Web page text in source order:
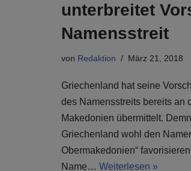
unterbreitet
Namensstreit
von Redaktion März 21, 2018
Griechenland hat seine
des Namensstreits bereits an
Makedonien übermittelt.
Griechenland wohl den
Obermakedonien“
Name… Weiterlesen »